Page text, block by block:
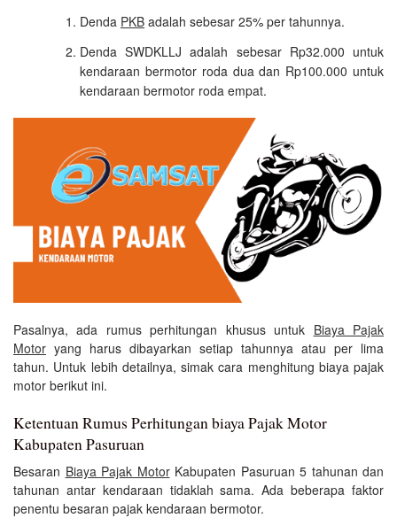
Denda PKB adalah sebesar 25% per tahunnya.
Denda SWDKLLJ adalah sebesar Rp32.000 untuk
kendaraan bermotor roda dua dan Rp100.000 untuk
kendaraan bermotor roda empat.
Pasalnya, ada rumus perhitungan khusus untuk Biaya Pajak
Motor yang harus dibayarkan setiap tahunnya atau per lima
tahun. Untuk lebih detailnya, simak cara menghitung biaya pajak
motor berikut ini.
Ketentuan Rumus Perhitungan biaya Pajak Motor
Kabupaten Pasuruan
Besaran Biaya Pajak MotorKabupaten Pasuruan 5 tahunan dan
tahunan antar kendaraan tidaklah sama. Ada beberapa faktor
penentu besaran pajak kendaraan bermotor.